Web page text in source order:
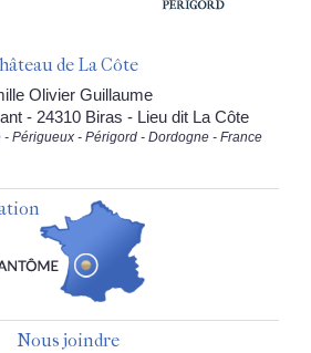
de La Côte
Olivier Guillaume
- 24310 Biras - Lieu dit La Côte
Périgueux - Périgord - Dordogne - France
Nous joindre